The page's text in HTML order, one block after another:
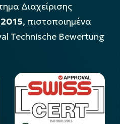
Διαχείρισης
, πιστοποιημένα
Technische Bewertung